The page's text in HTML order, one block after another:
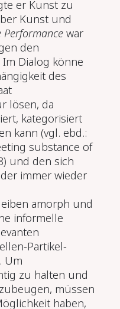
er Kunst zu
Kunst und
Performance war
den
Dialog könne
des
lösen, da
kategorisiert
kann (vgl. ebd.:
substance of
und den sich
immer wieder
amorph und
informelle
Partikel-
Um
zu halten und
müssen
haben,